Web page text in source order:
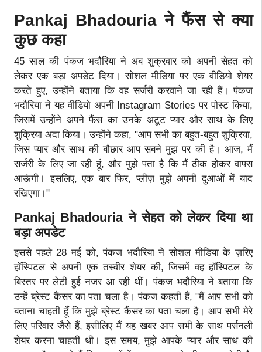
Pankaj Bhadouria ने फैंस से क्या
कुछ कहा
45 साल की पंकज भदौरिया ने अब शुक्रवार को अपनी सेहत को
लेकर एक बड़ा अपडेट दिया। सोशल मीडिया पर एक वीडियो शेयर
करते हुए, उन्होंने बताया कि वह सर्जरी करवाने जा रही हैं। पंकज
भदौरिया ने यह वीडियो अपनी Instagram Stories पर पोस्ट किया,
जिसमें उन्होंने अपने फैंस का उनके अटूट प्यार और साथ के लिए
शुक्रिया अदा किया। उन्होंने कहा, "आप सभी का बहुत-बहुत शुक्रिया,
जिस प्यार और साथ की बौछार आप सबने मुझ पर की है। आज, मैं
सर्जरी के लिए जा रही हूं, और मुझे पता है कि मैं ठीक होकर वापस
आऊंगी। इसलिए, एक बार फिर, प्लीज़ मुझे अपनी दुआओं में याद
रखिएगा।"
Pankaj Bhadouria ने सेहत को लेकर दिया था
बड़ा अपडेट
इससे पहले 28 मई को, पंकज भदौरिया ने सोशल मीडिया के ज़रिए
हॉस्पिटल से अपनी एक तस्वीर शेयर की, जिसमें वह हॉस्पिटल के
बिस्तर पर लेटी हुई नजर आ रही थीं। पंकज भदौरिया ने बताया कि
उन्हें ब्रेस्ट कैंसर का पता चला है। पंकज कहती हैं, "मैं आप सभी को
बताना चाहती हूँ कि मुझे ब्रेस्ट कैंसर का पता चला है। आप सभी मेरे
लिए परिवार जैसे हैं, इसीलिए मैं यह खबर आप सभी के साथ पर्सनली
शेयर करना चाहती थी। इस समय, मुझे आपके प्यार और साथ की